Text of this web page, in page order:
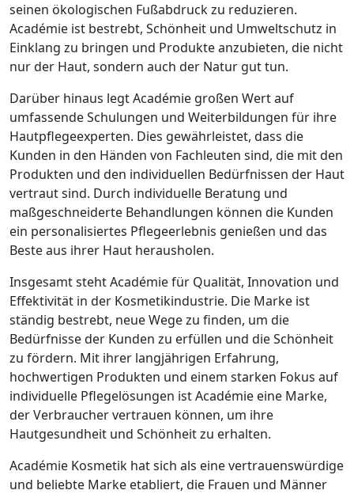
seinen ökologischen Fußabdruck zu reduzieren.
Académie ist bestrebt, Schönheit und Umweltschutz in
Einklang zu bringen und Produkte anzubieten, die nicht
nur der Haut, sondern auch der Natur gut tun.
Darüber hinaus legt Académie großen Wert auf
umfassende Schulungen und Weiterbildungen für ihre
Hautpflegeexperten. Dies gewährleistet, dass die
Kunden in den Händen von Fachleuten sind, die mit den
Produkten und den individuellen Bedürfnissen der Haut
vertraut sind. Durch individuelle Beratung und
maßgeschneiderte Behandlungen können die Kunden
ein personalisiertes Pflegeerlebnis genießen und das
Beste aus ihrer Haut herausholen.
Insgesamt steht Académie für Qualität, Innovation und
Effektivität in der Kosmetikindustrie. Die Marke ist
ständig bestrebt, neue Wege zu finden, um die
Bedürfnisse der Kunden zu erfüllen und die Schönheit
zu fördern. Mit ihrer langjährigen Erfahrung,
hochwertigen Produkten und einem starken Fokus auf
individuelle Pflegelösungen ist Académie eine Marke,
der Verbraucher vertrauen können, um ihre
Hautgesundheit und Schönheit zu erhalten.
Académie Kosmetik hat sich als eine vertrauenswürdige
und beliebte Marke etabliert, die Frauen und Männer